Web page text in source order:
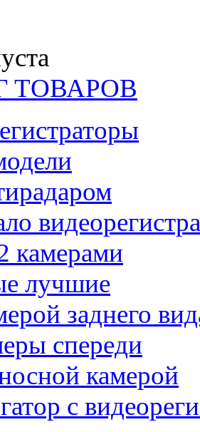
ТОВАРОВ
камерами
лучшие
заднего
спереди
камерой
с